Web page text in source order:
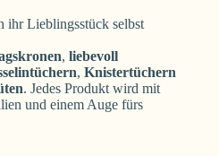
ihr Lieblingsstück selbst
, liebevoll
, Knistertüchern
. Jedes Produkt wird mit
und einem Auge fürs